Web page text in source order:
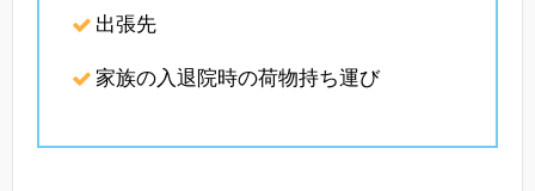
出張先
家族の入退院時の荷物持ち運び